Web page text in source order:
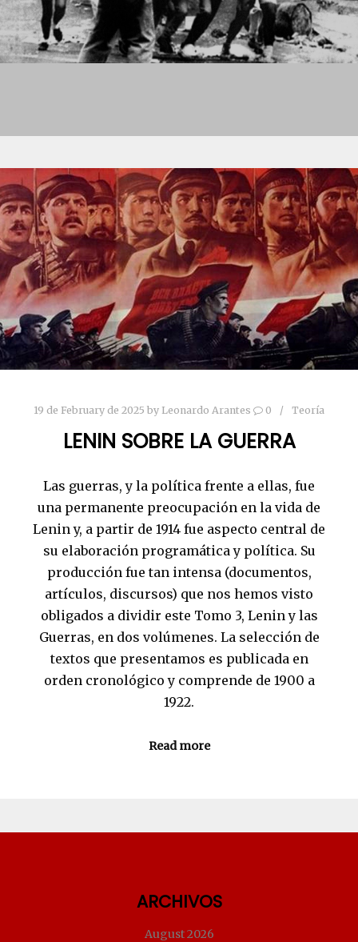
19 de February de 2025 by Leonardo Arantes 0 Teoría
LENIN SOBRE LA GUERRA
Las guerras, y la política frente a ellas, fue
una permanente preocupación en la vida de
Lenin y, a partir de 1914 fue aspecto central de
su elaboración programática y política. Su
producción fue tan intensa (documentos,
artículos, discursos) que nos hemos visto
obligados a dividir este Tomo 3, Lenin y las
Guerras, en dos volúmenes. La selección de
textos que presentamos es publicada en
orden cronológico y comprende de 1900 a
1922.
Read more
ARCHIVOS
August 2026